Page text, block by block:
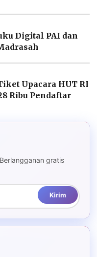
Digital PAI dan
Upacara HUT RI
Ribu Pendaftar
gratis
Kirim